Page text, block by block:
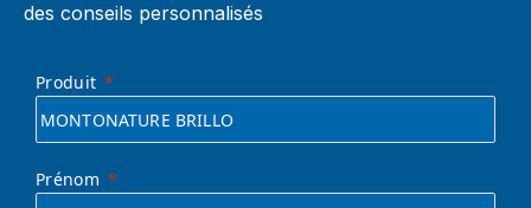
des conseils personnalisés
Produit
Prénom